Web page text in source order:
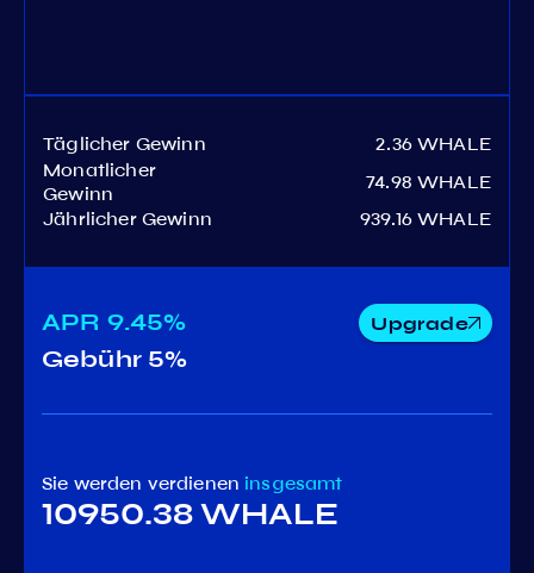
Täglicher Gewinn
2.36 WHALE
Monatlicher
Gewinn
74.98 WHALE
Jährlicher Gewinn
939.16 WHALE
APR 9.45% Upgrade
Gebühr5%
Sie werden verdienen insgesamt
10950.38 WHALE